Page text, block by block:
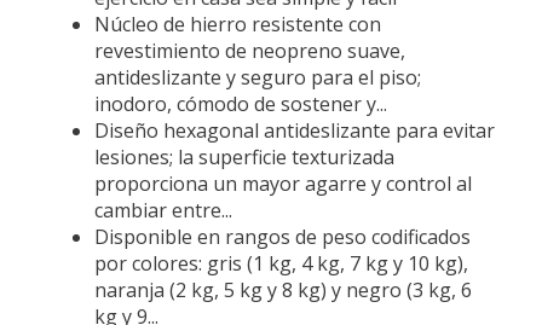
Núcleo de hierro resistente con
revestimiento de neopreno suave,
antideslizante y seguro para el piso;
inodoro, cómodo de sostener y...
Diseño hexagonal antideslizante para evitar
lesiones; la superficie texturizada
proporciona un mayor agarre y control al
cambiar entre...
Disponible en rangos de peso codificados
por colores: gris (1 kg, 4 kg, 7 kg y 10 kg),
naranja (2 kg, 5 kg y 8 kg) y negro (3 kg, 6
kg y 9...